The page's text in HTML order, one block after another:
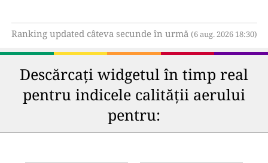
Ranking updated câteva secunde în urmă (6 aug. 2026 18:30)
Descărcați widgetul în timp real
pentru indicele calității aerului
pentru: